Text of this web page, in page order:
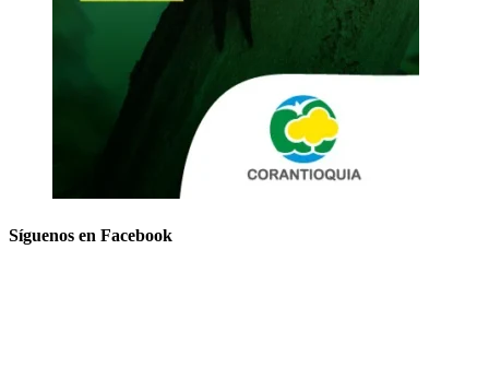
Síguenos en Facebook